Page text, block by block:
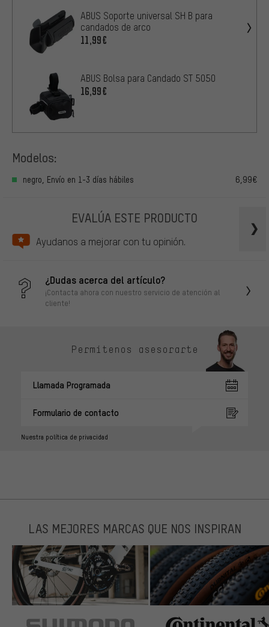
ABUS Soporte universal SH B para
candados de arco
11,99€
ABUS Bolsa para Candado ST 5050
16,99€
Modelos:
negro, Envío en 1-3 días hábiles 6,99€
EVALÚA ESTE PRODUCTO
Ayudanos a mejorar con tu opinión.
¿Dudas acerca del artículo?
¡Contacta ahora con nuestro servicio de atención al
cliente!
Permítenos asesorarte
Llamada Programada
Formulario de contacto
Nuestra política de privacidad
LAS MEJORES MARCAS QUE NOS INSPIRAN